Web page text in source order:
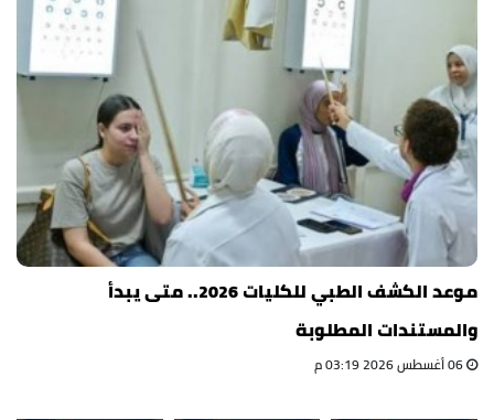
موعد الكشف الطبي للكليات 2026.. متى يبدأ
والمستندات المطلوبة